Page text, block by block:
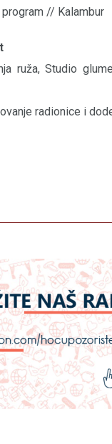
// Kalambur
ruža, Studio
radionice i